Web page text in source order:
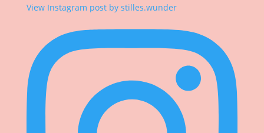
View Instagram post by stilles.wunder